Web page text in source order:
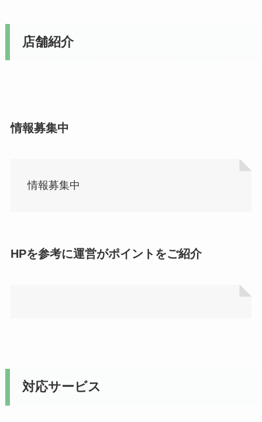
店舗紹介
情報募集中
情報募集中
HPを参考に運営がポイントをご紹介
対応サービス